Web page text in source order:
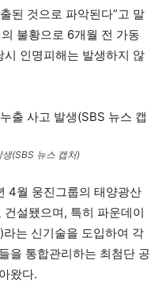
된 것으로 파악된다”고 말
불황으로 6개월 전 가동
인명피해는 발생하지 않
(SBS 뉴스 캡처)
4월 웅진그룹의 태양광산
설됐으며, 특히 파운데이
는 신기술을 도입하여 각
을 통합관리하는 최첨단 공
왔다.